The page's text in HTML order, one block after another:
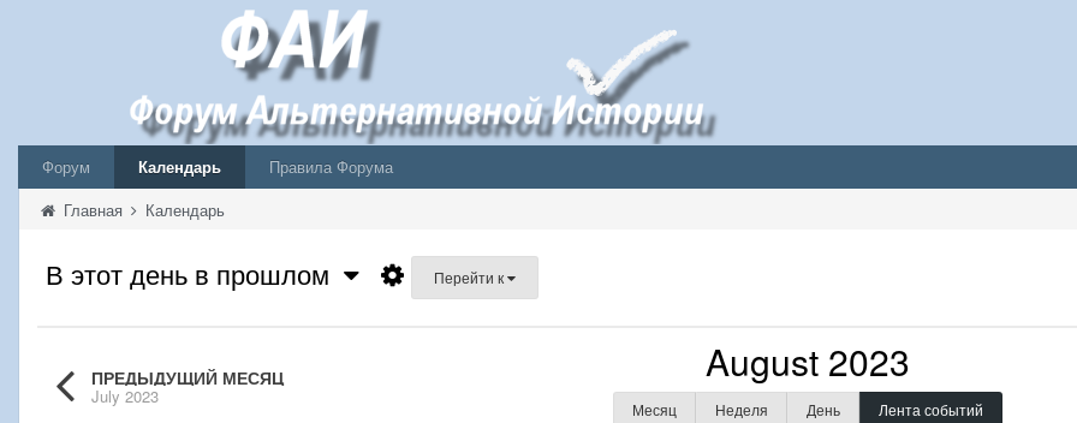
Форум Календарь
Правила Форума
Главная Календарь
В этот день в прошлом Перейти к
ПРЕДЫДУЩИЙ МЕСЯЦ
July 2023
August 2023
Месяц Неделя День Лента событий